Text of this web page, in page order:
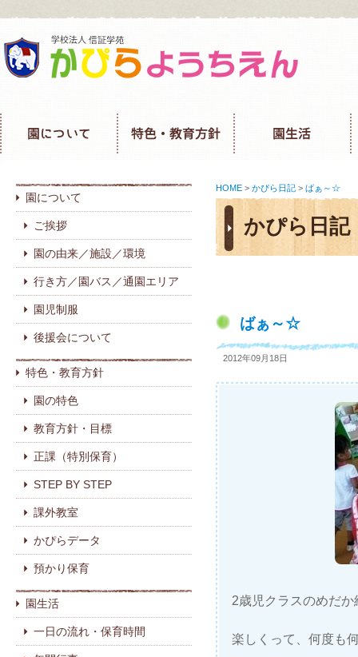
園について
ご挨拶
園の由来／施設／環境
行き方／園バス／通園エリア
園児制服
後援会について
特色・教育方針
園の特色
教育方針・目標
正課（特別保育）
STEP BY STEP
課外教室
かぴらデータ
預かり保育
園生活
一日の流れ・保育時間
HOME > かぴら日記 > ばぁ～☆
かぴら日記
ばぁ～☆
2012年09月18日
2歳児クラスのめだ
楽しくって、何度も